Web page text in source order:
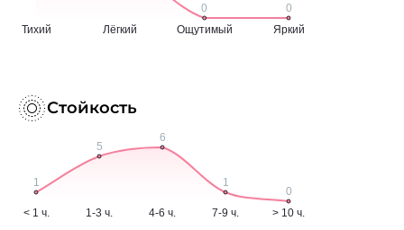
Стойкость